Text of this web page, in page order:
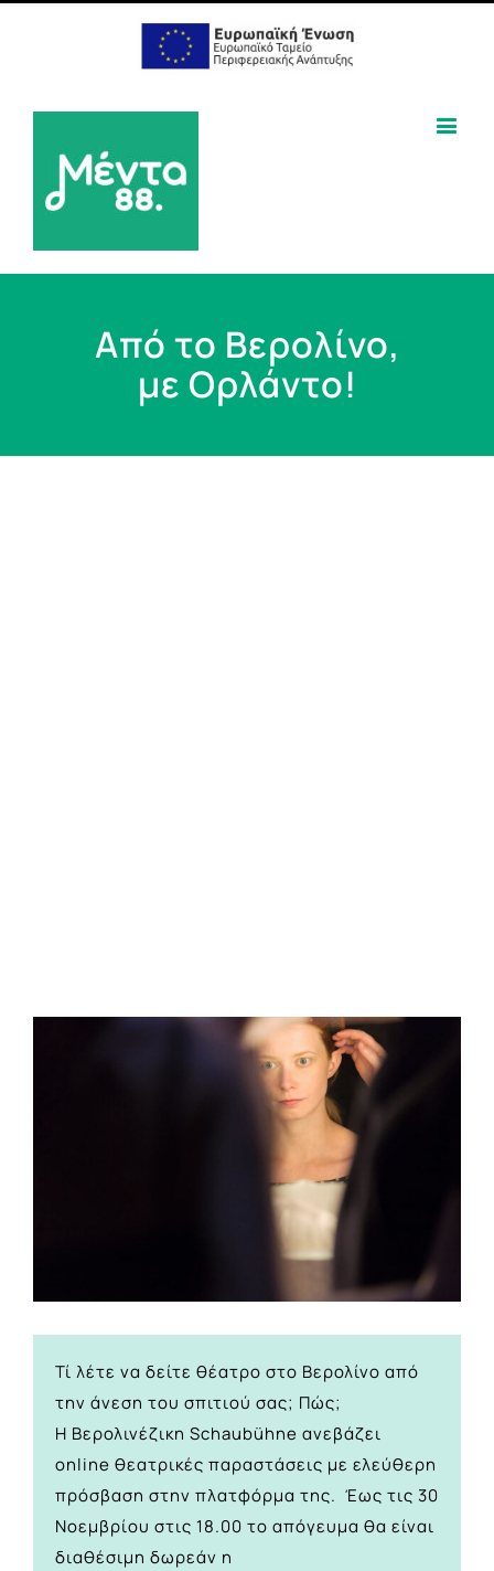
Aπό το Βερολίνο,
με Ορλάντο!
Τί λέτε να δείτε θέατρο στο Βερολίνο από
την άνεση του σπιτιού σας; Πώς;
H Βερολινέζικη Schaubühne ανεβάζει
online θεατρικές παραστάσεις με ελεύθερη
πρόσβαση στην πλατφόρμα της. Έως τις 30
Νοεμβρίου στις 18.00 το απόγευμα θα είναι
διαθέσιμη δωρεάν η